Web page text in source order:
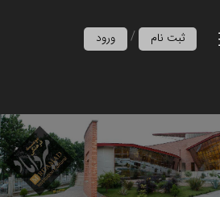
ورود / ثبت نام